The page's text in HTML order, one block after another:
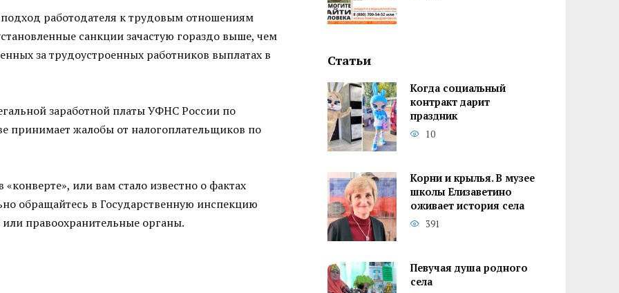
работодателя к трудовым отношениям
санкции зачастую гораздо выше, чем
за трудоустроенных работников выплатах в
заработной платы УФНС России по
принимает жалобы от налогоплательщиков по
или вам стало известно о фактах
обращайтесь в Государственную инспекцию
правоохранительные органы.
Статьи
Когда социальный
контракт дарит
праздник
10
Корни и крылья. В музее
школы Елизаветино
оживает история села
391
Певучая душа родного
села